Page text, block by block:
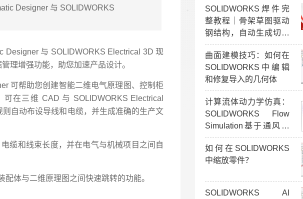
Designer 与 SOLIDWORKS
与 SOLIDWORKS Electrical 3D 现
理增强功能，助您加速产品设计。
可帮助您创建智能二维电气原理图、控制柜
在三维 CAD 与 SOLIDWORKS Electrical
自动布设导线和电缆，并生成准确的生产文
缆和线束长度，并在电气与机械项目之间自
体与二维原理图之间快速跳转的功能。
SOLIDWORKS焊件完
整教程｜骨架草图驱动
钢结构，自动生成切割
清单下料表
曲面建模技巧：如何在
SOLIDWORKS中编辑
和修复导入的几何体
计算流体动力学仿真：
SOLIDWORKS Flow
Simulation基于通风效
率验证
如何在SOLIDWORKS
中缩放零件？
SOLIDWORKS AI